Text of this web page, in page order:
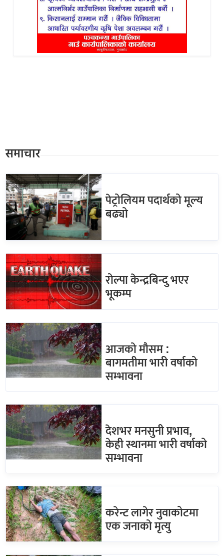
समाचार
पेट्रोलियम पदार्थको मूल्य
बढ्यो
रोल्पा केन्द्रबिन्दु भएर
भूकम्प
आजको मौसम :
बागमतीमा भारी वर्षाको
सम्भावना
देशभर मनसुनी प्रभाव,
केही स्थानमा भारी वर्षाको
सम्भावना
करेन्ट लागेर नुवाकोटमा
एक जनाको मृत्यु